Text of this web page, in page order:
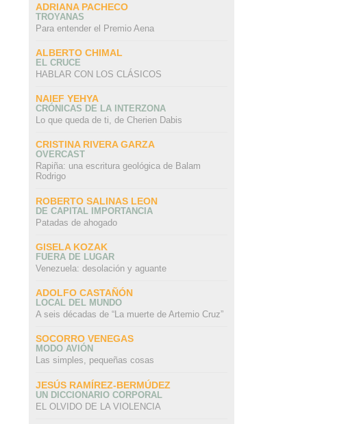
ADRIANA PACHECO
TROYANAS
Para entender el Premio Aena
ALBERTO CHIMAL
EL CRUCE
HABLAR CON LOS CLÁSICOS
NAIEF YEHYA
CRÓNICAS DE LA INTERZONA
Lo que queda de ti, de Cherien Dabis
CRISTINA RIVERA GARZA
OVERCAST
Rapiña: una escritura geológica de Balam
Rodrigo
ROBERTO SALINAS LEON
DE CAPITAL IMPORTANCIA
Patadas de ahogado
GISELA KOZAK
FUERA DE LUGAR
Venezuela: desolación y aguante
ADOLFO CASTAÑÓN
LOCAL DEL MUNDO
A seis décadas de “La muerte de Artemio Cruz”
SOCORRO VENEGAS
MODO AVIÓN
Las simples, pequeñas cosas
JESÚS RAMÍREZ-BERMÚDEZ
UN DICCIONARIO CORPORAL
EL OLVIDO DE LA VIOLENCIA